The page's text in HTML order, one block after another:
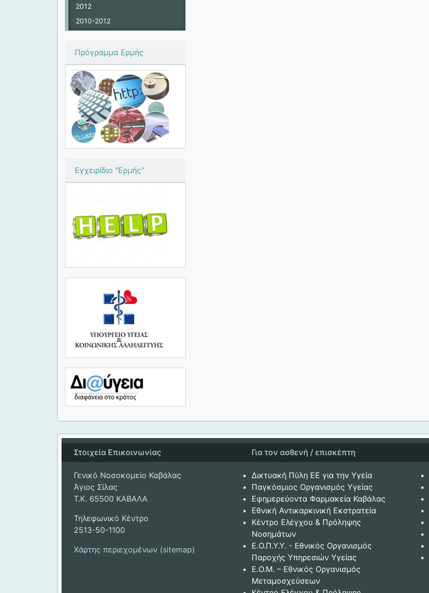
2012
2010-2012
Πρόγραμμα Ερμής
Εγχειρίδιο "Ερμής"
Στοιχεία Επικοινωνίας
Γενικό Νοσοκομείο Καβάλας
Άγιος Σίλας
Τ.Κ. 65500 ΚΑΒΑΛΑ
Τηλεφωνικό Κέντρο
2513-50-1100
Χάρτης περιεχομένων (sitemap)
Για τον ασθενή / επισκέπτη
Δικτυακή Πύλη ΕΕ για την Υγεία
Παγκόσμιος Οργανισμός Υγείας
Εφημερεύοντα Φαρμακεία Καβάλας
Εθνική Αντικαρκινική Εκστρατεία
Κέντρο Ελέγχου & Πρόληψης
Νοσημάτων
Ε.Ο.Π.Υ.Υ. - Εθνικός Οργανισμός
Παροχής Υπηρεσιών Υγείας
Ε.Ο.Μ. – Εθνικός Οργανισμός
Μεταμοσχεύσεων